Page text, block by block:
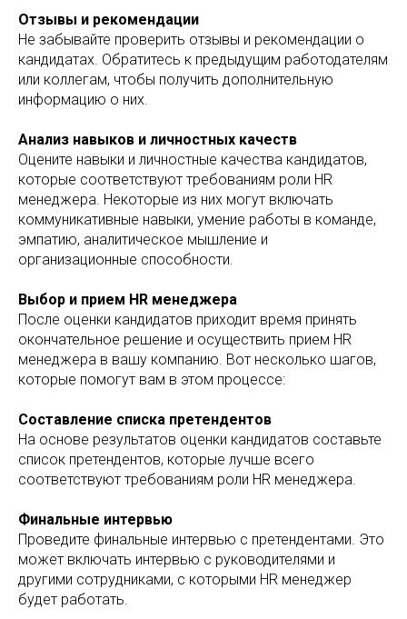
Отзывы и рекомендации
Не забывайте проверить отзывы и рекомендации о
кандидатах. Обратитесь к предыдущим работодателям
или коллегам, чтобы получить дополнительную
информацию о них.
Анализ навыков и личностных качеств
Оцените навыки и личностные качества кандидатов,
которые соответствуют требованиям роли HR
менеджера. Некоторые из них могут включать
коммуникативные навыки, умение работы в команде,
эмпатию, аналитическое мышление и
организационные способности.
Выбор и прием HR менеджера
После оценки кандидатов приходит время принять
окончательное решение и осуществить прием HR
менеджера в вашу компанию. Вот несколько шагов,
которые помогут вам в этом процессе:
Составление списка претендентов
На основе результатов оценки кандидатов составьте
список претендентов, которые лучше всего
соответствуют требованиям роли HR менеджера.
Финальные интервью
Проведите финальные интервью с претендентами. Это
может включать интервью с руководителями и
другими сотрудниками, с которыми HR менеджер
будет работать.